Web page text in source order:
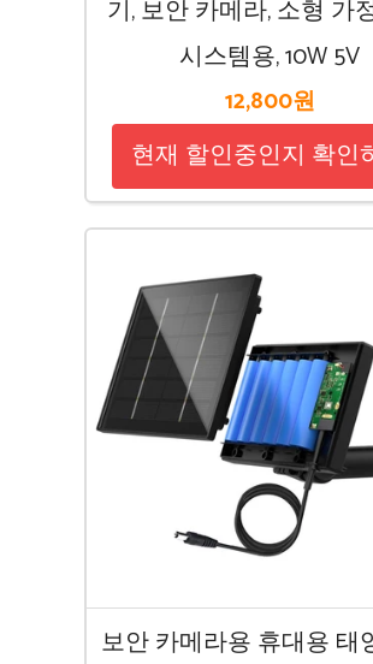
기, 보안 카메라, 소형 가
시스템용, 10W 5V
12,800원
현재 할인중인지 확인
보안 카메라용 휴대용 태